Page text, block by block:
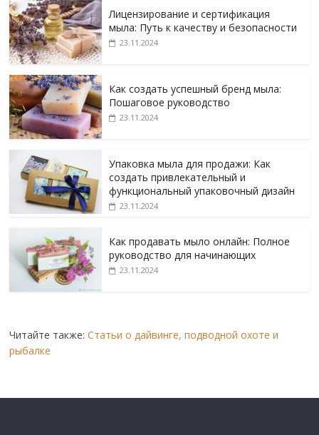
Лицензирование и сертификация
мыла: Путь к качеству и безопасности
23.11.2024
Как создать успешный бренд мыла:
Пошаговое руководство
23.11.2024
Упаковка мыла для продажи: Как
создать привлекательный и
функциональный упаковочный дизайн
23.11.2024
Как продавать мыло онлайн: Полное
руководство для начинающих
23.11.2024
Читайте также:Статьи о дайвинге, подводной охоте и
рыбалке